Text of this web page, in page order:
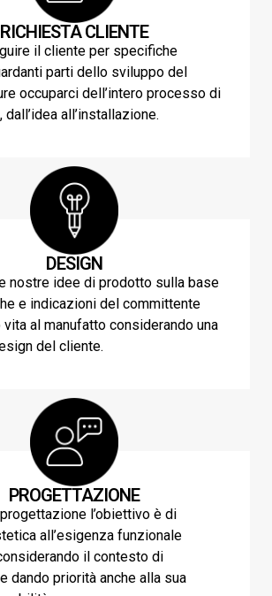
RICHIESTA CLIENTE
il cliente per specifiche
parti dello sviluppo del
occuparci dell’intero processo di
all’installazione.
DESIGN
nostre idee di prodotto sulla base
e indicazioni del committente
al manufatto considerando una
del cliente.
PROGETTAZIONE
l’obiettivo è di
all’esigenza funzionale
il contesto di
dando priorità anche alla sua